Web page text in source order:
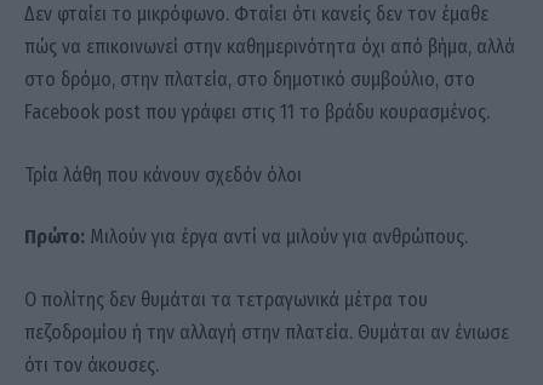
Δεν φταίει το μικρόφωνο. Φταίει ότι κανείς δεν τον έμαθε
πώς να επικοινωνεί στην καθημερινότητα όχι από βήμα, αλλά
στο δρόμο, στην πλατεία, στο δημοτικό συμβούλιο, στο
Facebook post που γράφει στις 11 το βράδυ κουρασμένος.
Τρία λάθη που κάνουν σχεδόν όλοι
Πρώτο: Μιλούν για έργα αντί να μιλούν για ανθρώπους.
Ο πολίτης δεν θυμάται τα τετραγωνικά μέτρα του
πεζοδρομίου ή την αλλαγή στην πλατεία. Θυμάται αν ένιωσε
ότι τον άκουσες.